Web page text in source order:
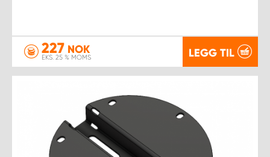
227 NOK
EKS. 25 % MOMS LEGG TIL